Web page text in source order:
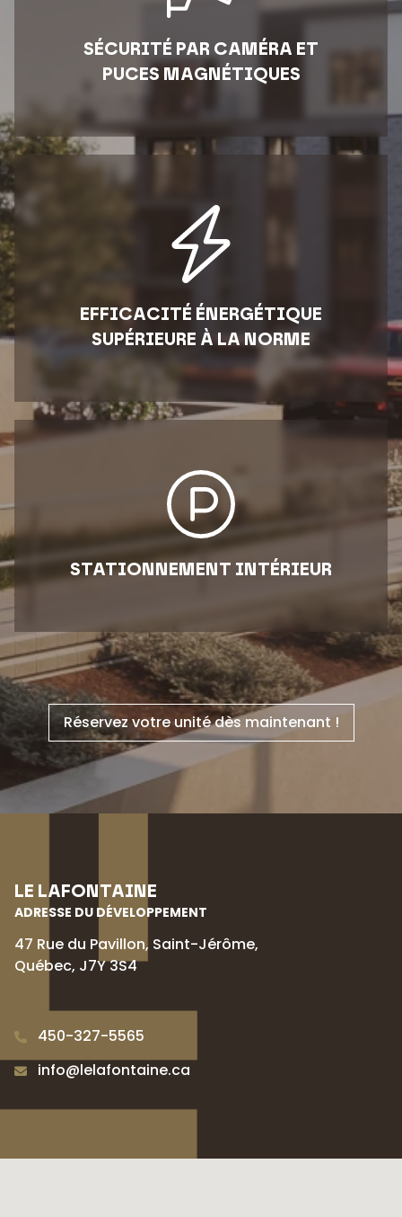
SÉCURITÉ PAR CAMÉRA ET
PUCES MAGNÉTIQUES
EFFICACITÉ ÉNERGÉTIQUE
SUPÉRIEURE À LA NORME
STATIONNEMENT INTÉRIEUR
Réservez votre unité dès maintenant !
LE LAFONTAINE
ADRESSE DU DÉVELOPPEMENT
47 Rue du Pavillon, Saint-Jérôme,
Québec, J7Y 3S4
450-327-5565
info@lelafontaine.ca